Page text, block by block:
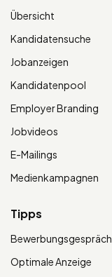
Übersicht
Kandidatensuche
Jobanzeigen
Kandidatenpool
Employer Branding
Jobvideos
E-Mailings
Medienkampagnen
Tipps
Bewerbungsgespräch
Optimale Anzeige